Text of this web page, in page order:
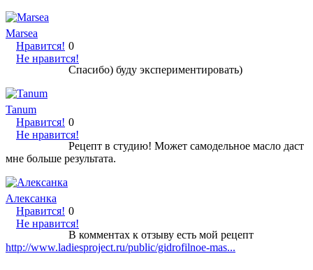
Marsea
Нравится!
Не нравится!
0
Спасибо) буду экспериментировать)
Tanum
Нравится!
Не нравится!
0
Рецепт в студию! Может самодельное масло даст
мне больше результата.
Алексанка
Нравится!
Не нравится!
0
В комментах к отзыву есть мой рецепт
http://www.ladiesproject.ru/public/gidrofilnoe-mas...